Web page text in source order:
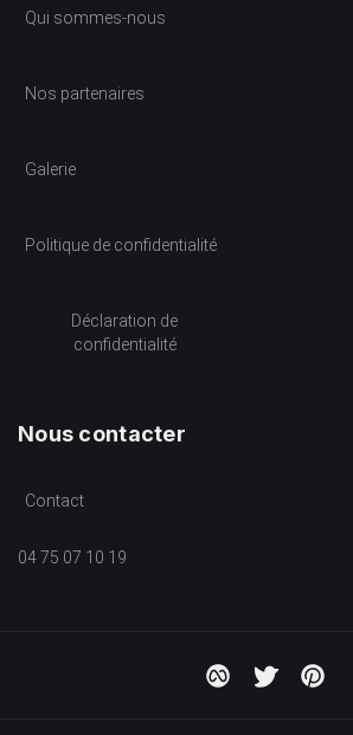
Qui sommes-nous
Nos partenaires
Galerie
Politique de confidentialité
Déclaration de
confidentialité
Nous contacter
Contact
04 75 07 10 19